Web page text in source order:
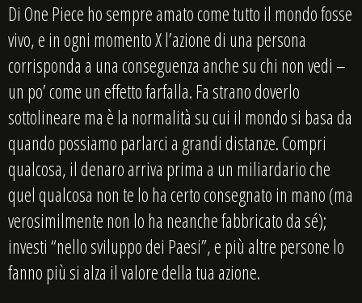
Di One Piece ho sempre amato come tutto il mondo fosse
vivo, e in ogni momento X l’azione di una persona
corrisponda a una conseguenza anche su chi non vedi –
un po’ come un effetto farfalla. Fa strano doverlo
sottolineare ma è la normalità su cui il mondo si basa da
quando possiamo parlarci a grandi distanze. Compri
qualcosa, il denaro arriva prima a un miliardario che
quel qualcosa non te lo ha certo consegnato in mano (ma
verosimilmente non lo ha neanche fabbricato da sé);
investi “nello sviluppo dei Paesi”, e più altre persone lo
fanno più si alza il valore della tua azione.